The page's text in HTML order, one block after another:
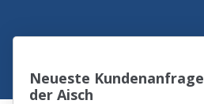
Neueste
der Aisch